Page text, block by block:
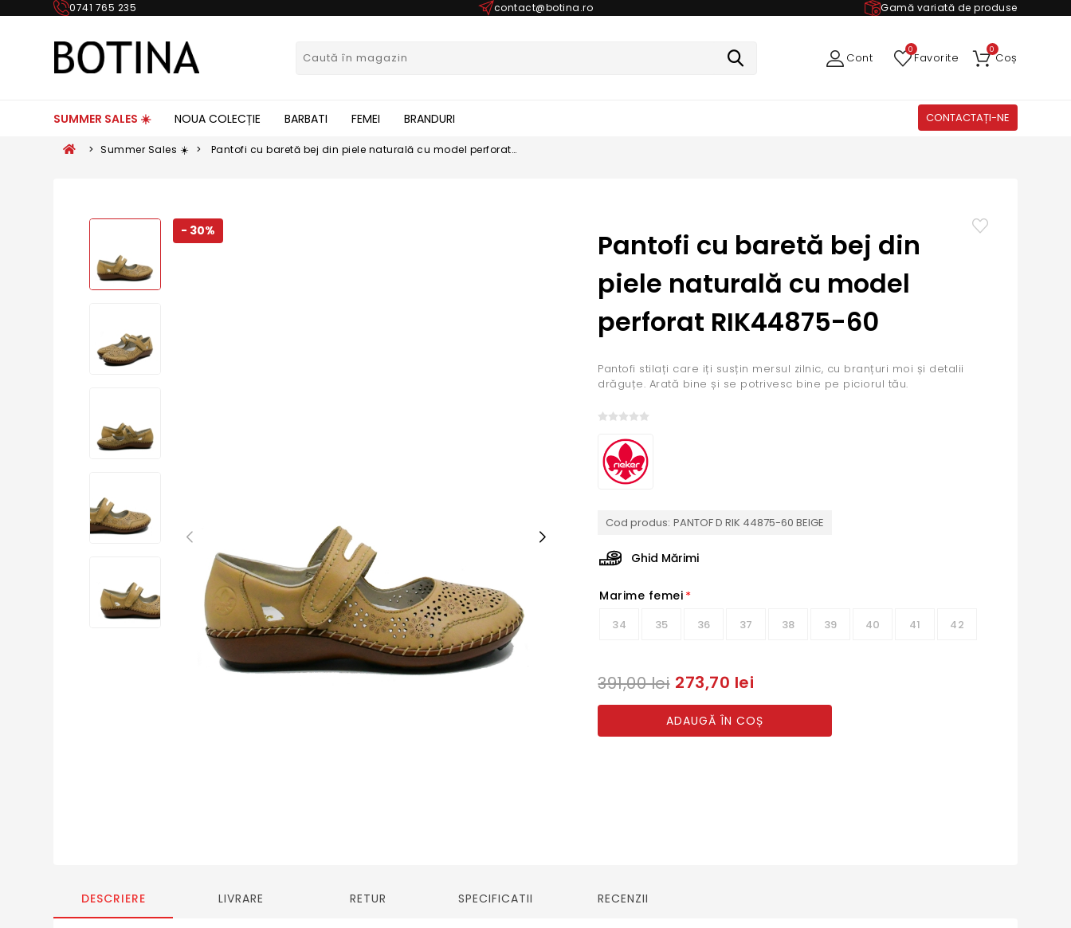
0741 765 235 contact@botina.ro Gamă variată de produse
Cont Favorite
0
Coș
0
SUMMER SALES ☀️ NOUA COLECȚIE BARBATI FEMEI BRANDURI CONTACTAȚI-NE
> Summer Sales ☀️ >
Pantofi cu baretă bej din piele naturală cu model perforat
- 30%
Pantofi cu baretă bej din
piele naturală cu model
perforat RIK44875-60
Pantofi stilați care iți susțin mersul zilnic, cu branțuri moi și detalii
drăguțe. Arată bine și se potrivesc bine pe piciorul tău.
Cod produs: PANTOF D RIK 44875-60 BEIGE
Ghid Mărimi
Marime femei *
34 35 36 37 38 39 40 41 42
391,00 lei 273,70 lei
ADAUGĂ ÎN COȘ
DESCRIERE LIVRARE RETUR SPECIFICATII RECENZII